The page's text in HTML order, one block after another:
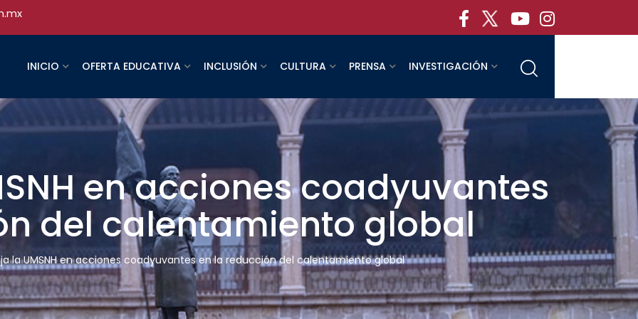
INICIO OFERTA EDUCATIVA INCLUSIÓN CULTURA PRENSA INVESTIGACIÓN
en acciones coadyuvantes
del calentamiento global
la UMSNH en acciones coadyuvantes en la reducción del calentamiento global